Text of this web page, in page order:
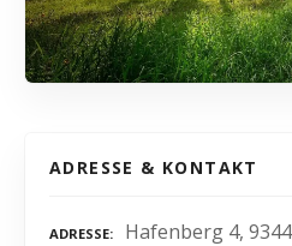
ADRESSE & KONTAKT
ADRESSE Hafenberg 4,